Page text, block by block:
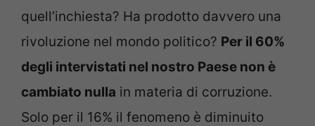
quell’inchiesta? Ha prodotto davvero una
rivoluzione nel mondo politico? Per il 60%
degli intervistati nel nostro Paese non è
cambiato nulla in materia di corruzione.
Solo per il 16% il fenomeno è diminuito